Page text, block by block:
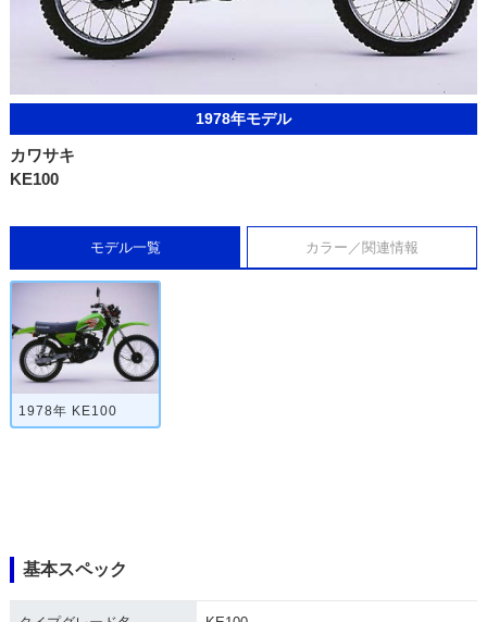
1978年モデル
カワサキ
KE100
モデル一覧 カラー／関連情報
1978年 KE100
基本スペック